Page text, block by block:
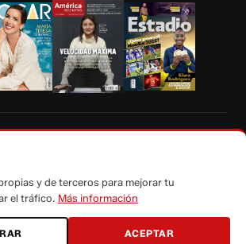
titular, de todos los contenidos de Vistazo.com.
y de terceros para mejorar tu
el tráfico. Más información
ACEPTAR